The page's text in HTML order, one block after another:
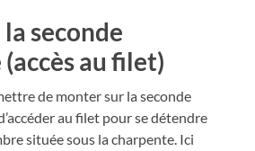
seconde
au filet)
de monter sur la seconde
au filet pour se détendre
située sous la charpente. Ici